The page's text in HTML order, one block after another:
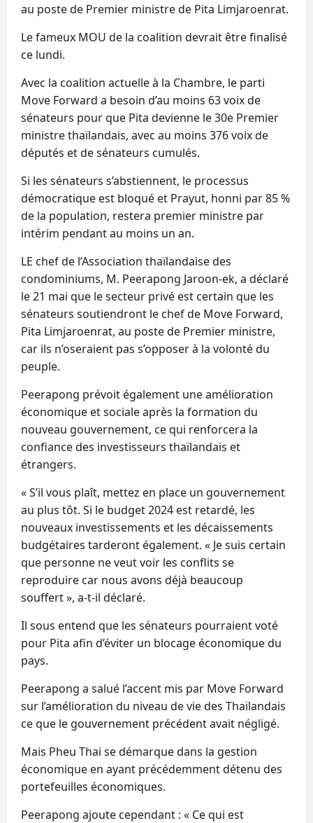
au poste de Premier ministre de Pita Limjaroenrat.
Le fameux MOU de la coalition devrait être finalisé
ce lundi.
Avec la coalition actuelle à la Chambre, le parti
Move Forward a besoin d’au moins 63 voix de
sénateurs pour que Pita devienne le 30e Premier
ministre thaïlandais, avec au moins 376 voix de
députés et de sénateurs cumulés.
Si les sénateurs s’abstiennent, le processus
démocratique est bloqué et Prayut, honni par 85 %
de la population, restera premier ministre par
intérim pendant au moins un an.
LE chef de l’Association thaïlandaise des
condominiums, M. Peerapong Jaroon-ek, a déclaré
le 21 mai que le secteur privé est certain que les
sénateurs soutiendront le chef de Move Forward,
Pita Limjaroenrat, au poste de Premier ministre,
car ils n’oseraient pas s’opposer à la volonté du
peuple.
Peerapong prévoit également une amélioration
économique et sociale après la formation du
nouveau gouvernement, ce qui renforcera la
confiance des investisseurs thaïlandais et
étrangers.
« S’il vous plaît, mettez en place un gouvernement
au plus tôt. Si le budget 2024 est retardé, les
nouveaux investissements et les décaissements
budgétaires tarderont également. « Je suis certain
que personne ne veut voir les conflits se
reproduire car nous avons déjà beaucoup
souffert », a-t-il déclaré.
Il sous entend que les sénateurs pourraient voté
pour Pita afin d’éviter un blocage économique du
pays.
Peerapong a salué l’accent mis par Move Forward
sur l’amélioration du niveau de vie des Thaïlandais
ce que le gouvernement précédent avait négligé.
Mais Pheu Thai se démarque dans la gestion
économique en ayant précédemment détenu des
portefeuilles économiques.
Peerapong ajoute cependant : « Ce qui est